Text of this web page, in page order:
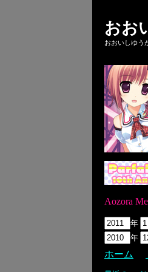
おお
おおいしゆう
Aozora
年
年
ホーム